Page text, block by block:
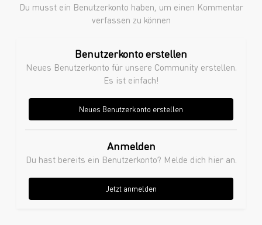
Du musst ein Benutzerkonto haben, um einen Kommentar
verfassen zu können
Benutzerkonto erstellen
Neues Benutzerkonto für unsere Community erstellen.
Es ist einfach!
Neues Benutzerkonto erstellen
Anmelden
Du hast bereits ein Benutzerkonto? Melde dich hier an.
Jetzt anmelden